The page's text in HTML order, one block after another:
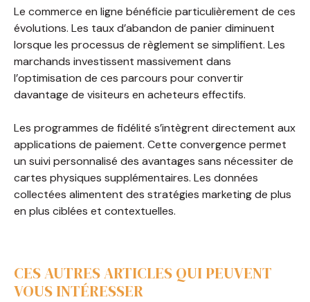
Le commerce en ligne bénéficie particulièrement de ces
évolutions. Les taux d’abandon de panier diminuent
lorsque les processus de règlement se simplifient. Les
marchands investissent massivement dans
l’optimisation de ces parcours pour convertir
davantage de visiteurs en acheteurs effectifs.
Les programmes de fidélité s’intègrent directement aux
applications de paiement. Cette convergence permet
un suivi personnalisé des avantages sans nécessiter de
cartes physiques supplémentaires. Les données
collectées alimentent des stratégies marketing de plus
en plus ciblées et contextuelles.
CES AUTRES ARTICLES QUI PEUVENT
VOUS INTÉRESSER